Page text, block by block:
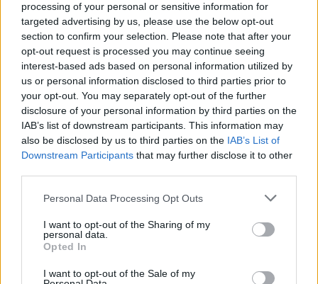
processing of your personal or sensitive information for
targeted advertising by us, please use the below opt-out
section to confirm your selection. Please note that after your
opt-out request is processed you may continue seeing
interest-based ads based on personal information utilized by
us or personal information disclosed to third parties prior to
your opt-out. You may separately opt-out of the further
disclosure of your personal information by third parties on the
IAB’s list of downstream participants. This information may
also be disclosed by us to third parties on the IAB’s List of
Downstream Participants that may further disclose it to other
Personal Data Processing Opt Outs
I want to opt-out of the Sharing of my
personal data.
Opted In
I want to opt-out of the Sale of my